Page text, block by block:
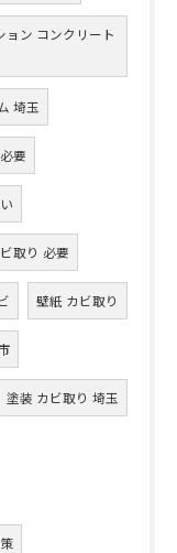
ョン コンクリート
埼玉
要
取り 必要
壁紙 カビ取り
塗装 カビ取り 埼玉